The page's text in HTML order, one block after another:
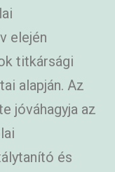
elején
titkársági
alapján. Az
jóváhagyja az
és